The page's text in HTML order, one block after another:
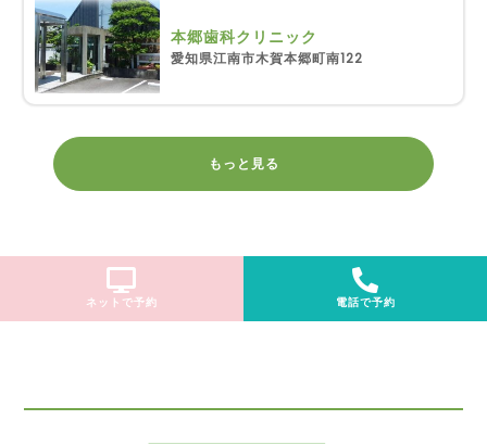
本郷歯科クリニック
愛知県江南市木賀本郷町南122
もっと見る
ネットで予約 電話で予約